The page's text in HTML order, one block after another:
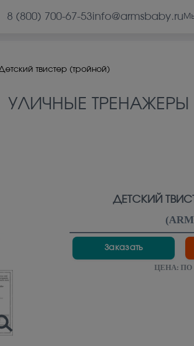
8 (800) 700-67-53info@armsbaby.ru
твистер (тройной)
УЛИЧНЫЕ ТРЕНАЖЕРЫ
ДЕТСКИЙ
(
Заказать
ЦЕНА: ПО